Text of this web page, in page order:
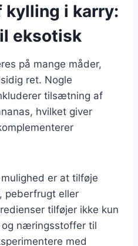
kylling i karry:
eksotisk
på mange måder,
ret. Nogle
tilsætning af
hvilket giver
er at tilføje
peberfrugt eller
tilføjer ikke kun
og næringsstoffer til
med